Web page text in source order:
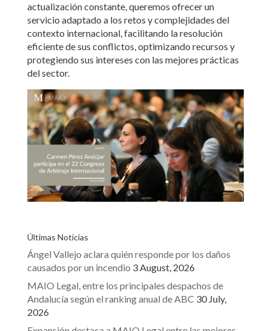
actualización constante, queremos ofrecer un
servicio adaptado a los retos y complejidades del
contexto internacional, facilitando la resolución
eficiente de sus conflictos, optimizando recursos y
protegiendo sus intereses con las mejores prácticas
del sector.
Últimas Noticias
Ángel Vallejo aclara quién responde por los daños
causados por un incendio 3 August, 2026
MAIO Legal, entre los principales despachos de
Andalucía según el ranking anual de ABC 30 July,
2026